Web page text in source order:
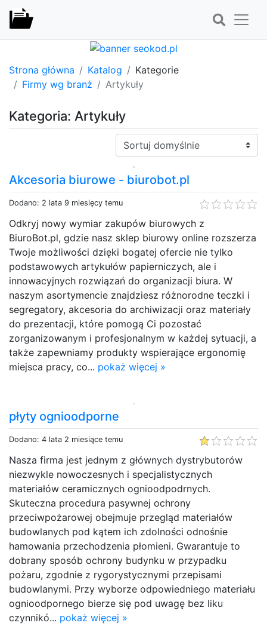
Strona główna Katalog
Kategorie
Firmy wg branż
Artykuły
Kategoria: Artykuły
Sortuj:
Akcesoria biurowe - biurobot.pl
Dodano: 2 lata 9 miesięcy temu
Odkryj nowy wymiar zakupów biurowych z
BiuroBot.pl, gdzie nasz sklep biurowy online rozszerza
Twoje możliwości dzięki bogatej ofercie nie tylko
podstawowych artykułów papierniczych, ale i
innowacyjnych rozwiązań do organizacji biura. W
naszym asortymencie znajdziesz różnorodne teczki i
segregatory, akcesoria do archiwizacji oraz materiały
do prezentacji, które pomogą Ci pozostać
zorganizowanym i profesjonalnym w każdej sytuacji, a
także zapewniamy produkty wspierające ergonomię
miejsca pracy, co... pokaż więcej »
płyty ognioodporne
Dodano: 4 lata 2 miesiące temu
Nasza firma jest jednym z głównych dystrybutorów
niezwykle nowoczesnych i specjalistycznych
materiałów ceramicznych ognioodpodrnych.
Skuteczna procedura pasywnej ochrony
przeciwpożarowej obejmuje przegląd materiałów
budowlanych pod kątem ich zdolności odnośnie
hamowania przechodzenia płomieni. Gwarantuje to
dobrany sposób ochrony budynku w przypadku
pożaru, zgodnie z rygorystycznymi przepisami
budowlanymi. Przy wyborze odpowiedniego materiału
ognioodpornego bierze się pod uwagę bez liku
czynnikó... pokaż więcej »